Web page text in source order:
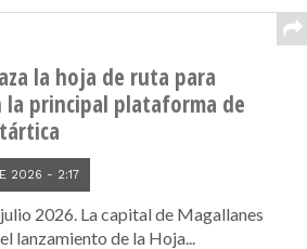
la hoja de ruta para
la principal plataforma de
2026 - 2:17
2026. La capital de Magallanes
lanzamiento de la Hoja...